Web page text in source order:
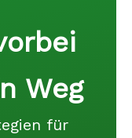
Weg
für